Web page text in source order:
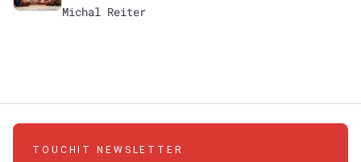
Michal Reiter
TOUCHIT NEWSLETTER